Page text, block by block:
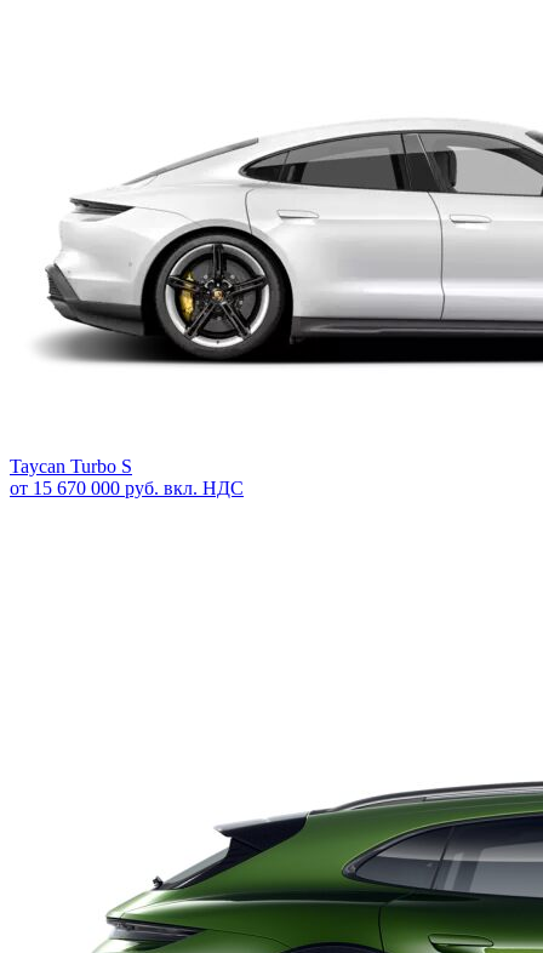
Taycan Turbo S
от 15 670 000 руб. вкл. НДС